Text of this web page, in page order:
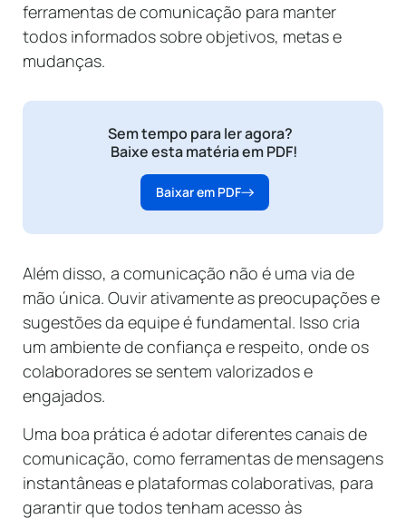
ferramentas de comunicação para manter
todos informados sobre objetivos, metas e
mudanças.
Sem tempo para ler agora?
Baixe esta matéria em PDF!
Baixar em PDF
Além disso, a comunicação não é uma via de
mão única. Ouvir ativamente as preocupações e
sugestões da equipe é fundamental. Isso cria
um ambiente de confiança e respeito, onde os
colaboradores se sentem valorizados e
engajados.
Uma boa prática é adotar diferentes canais de
comunicação, como ferramentas de mensagens
instantâneas e plataformas colaborativas, para
garantir que todos tenham acesso às